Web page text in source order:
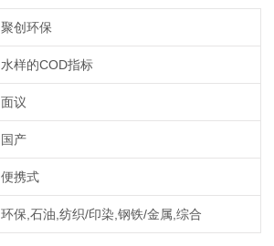
聚创环保
水样的COD指标
面议
国产
便携式
环保,石油,纺织/印染,钢铁/金属,综合